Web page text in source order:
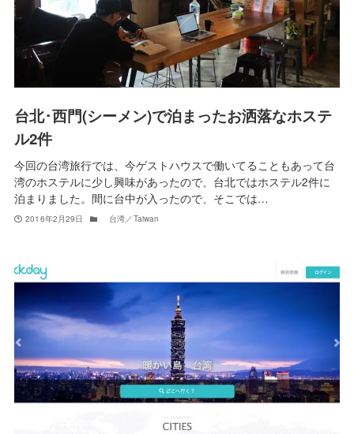
台北･西門(シーメン)で泊まったお洒落なホステ
ル2件
今回の台湾旅行では、今ゲストハウスで働いてることもあって台
湾のホステルに少し興味があったので、台北ではホステル2件に
泊まりました。間に台中が入ったので、そこでは…
2016年2月29日 台湾／Taiwan